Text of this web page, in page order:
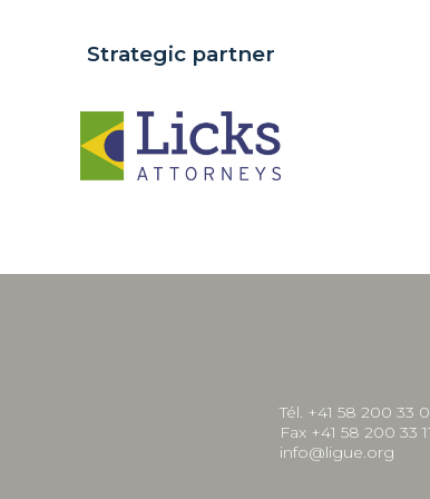
Strategic partner
Tél. +41 58 200 33
Fax +41 58 200 33
info@ligue.org